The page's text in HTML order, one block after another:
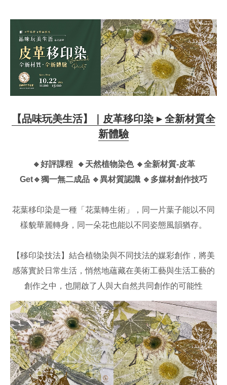
【品味玩美生活】｜皮革移印染 ▸ 全新材質全
新體驗
🔸好評課程 🔸天然植物染色 🔸全新材質-皮革
Get🔹獨一無二成品 🔹異材質認識 🔹 多媒材創作技巧
花葉移印染是一種「花葉轉生術」，同一片葉子能以不同
樣貌華麗轉身，同一朵花也能以不同姿態風韻猶存。
【移印染技法】結合植物染與不同技法的媒彩創作，將美
感落實於日常生活，悄然地蘊藏在美術工藝與生活工藝的
創作之中，也開啟了人與大自然共同創作的可能性